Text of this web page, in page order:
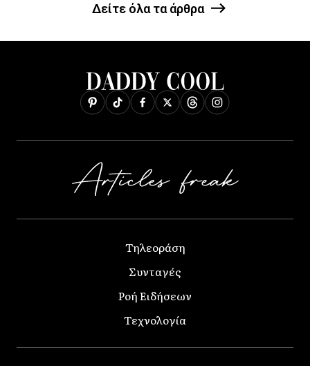
Δείτε όλα τα άρθρα
Τηλεοράση
Συνταγές
Ροή Ειδήσεων
Τεχνολογία